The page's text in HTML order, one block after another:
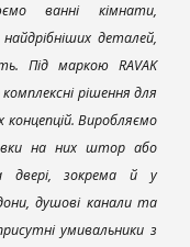
ванні кімнати,
деталей,
Під маркою RAVAK
рішення для
концепцій. Виробляємо
на них штор або
двері, зокрема й у
душові канали та
умивальники з